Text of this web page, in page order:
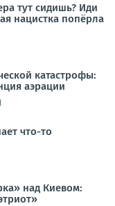
тут сидишь? Иди
нацистка попёрла
катастрофы:
аэрации
что-то
над Киевом: